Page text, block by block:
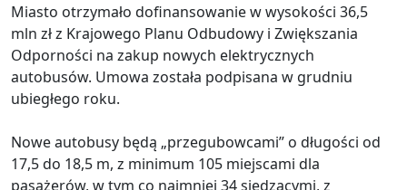
Miasto otrzymało dofinansowanie w wysokości 36,5
mln zł z Krajowego Planu Odbudowy i Zwiększania
Odporności na zakup nowych elektrycznych
autobusów. Umowa została podpisana w grudniu
ubiegłego roku.
Nowe autobusy będą „przegubowcami” o długości od
17,5 do 18,5 m, z minimum 105 miejscami dla
pasażerów, w tym co najmniej 34 siedzącymi, z